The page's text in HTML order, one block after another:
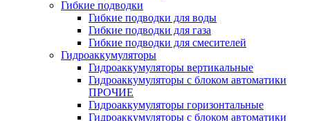
Гибкие подводки
Гибкие подводки для воды
Гибкие подводки для газа
Гибкие подводки для смесителей
Гидроаккумуляторы
Гидроаккумуляторы вертикальные
Гидроаккумуляторы с блоком автоматики
ПРОЧИЕ
Гидроаккумуляторы горизонтальные
Гидроаккумуляторы с блоком автоматики